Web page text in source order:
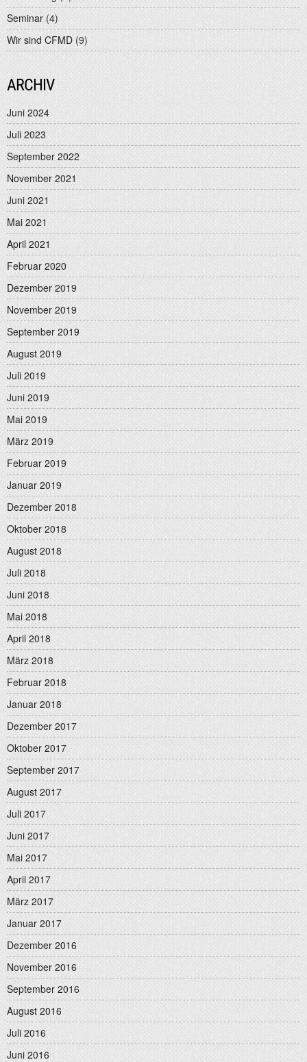
Seminar (4)
Wir sind CFMD (9)
ARCHIV
Juni 2024
Juli 2023
September 2022
November 2021
Juni 2021
Mai 2021
April 2021
Februar 2020
Dezember 2019
November 2019
September 2019
August 2019
Juli 2019
Juni 2019
Mai 2019
März 2019
Februar 2019
Januar 2019
Dezember 2018
Oktober 2018
August 2018
Juli 2018
Juni 2018
Mai 2018
April 2018
März 2018
Februar 2018
Januar 2018
Dezember 2017
Oktober 2017
September 2017
August 2017
Juli 2017
Juni 2017
Mai 2017
April 2017
März 2017
Januar 2017
Dezember 2016
November 2016
September 2016
August 2016
Juli 2016
Juni 2016